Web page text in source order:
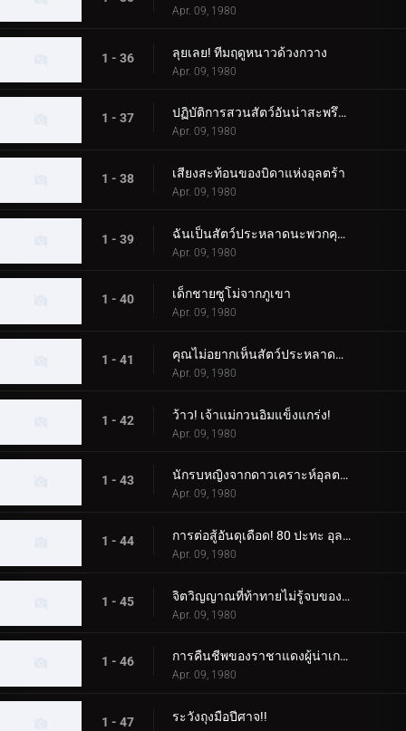
Apr. 09, 1980
1 - 36 ลุยเลย! ทีมฤดูหนาวด้วงกวาง
Apr. 09, 1980
1 - 37 ปฏิบัติการสวนสัตว์อันน่าสะพรึงกลัวของ Alien Baltan
Apr. 09, 1980
1 - 38 เสียงสะท้อนของบิดาแห่งอุลตร้า
Apr. 09, 1980
1 - 39 ฉันเป็นสัตว์ประหลาดนะพวกคุณ!
Apr. 09, 1980
1 - 40 เด็กชายซูโม่จากภูเขา
Apr. 09, 1980
1 - 41 คุณไม่อยากเห็นสัตว์ประหลาดนก Zero Fighter เหรอ?
Apr. 09, 1980
1 - 42 ว้าว! เจ้าแม่กวนอิมแข็งแกร่ง!
Apr. 09, 1980
1 - 43 นักรบหญิงจากดาวเคราะห์อุลตร้า
Apr. 09, 1980
1 - 44 การต่อสู้อันดุเดือด! 80 ปะทะ อุลตร้าเซเว่น
Apr. 09, 1980
1 - 45 จิตวิญญาณที่ท้าทายไม่รู้จบของเอเลี่ยน บัลตัน
Apr. 09, 1980
1 - 46 การคืนชีพของราชาแดงผู้น่าเกรงขาม
Apr. 09, 1980
1 - 47 ระวังถุงมือปีศาจ!!